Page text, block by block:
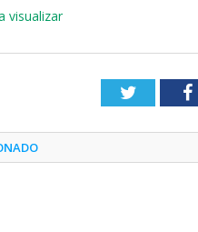
visualizar
Twitter